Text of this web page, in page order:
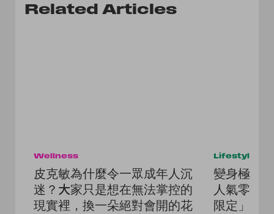
Related Articles
Wellness
皮克敏為什麼令一眾成年人沉
迷？大家只是想在無法掌控的
現實裡，換一朵絕對會開的花
Lifestyle
變身極簡
人氣零食
限定」意